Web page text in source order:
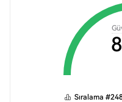
Sıralama #